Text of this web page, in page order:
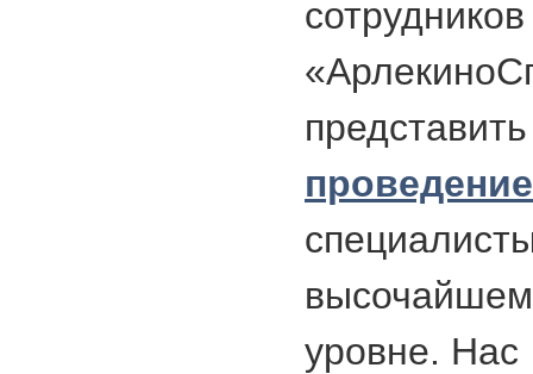
уровне. Нас